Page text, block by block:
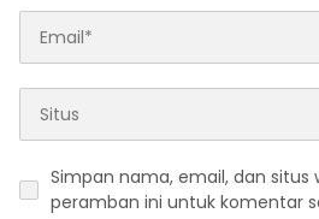
Simpan nama, email, dan situs
peramban ini untuk komentar